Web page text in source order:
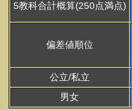
5教科合計概算(250点満点)
偏差値順位
公立/私立
男女